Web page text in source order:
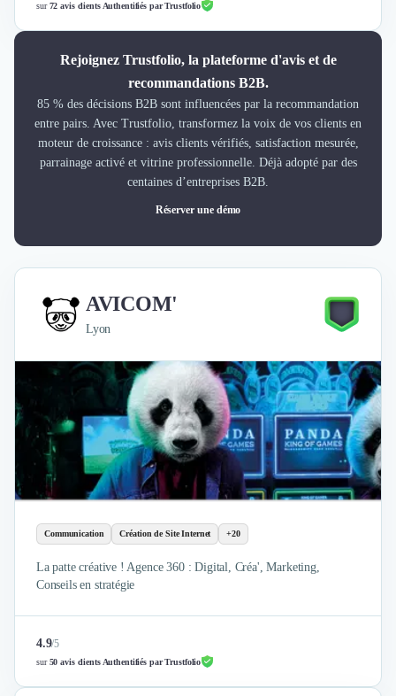
sur72 avis clients Authentifiés par Trustfolio
Rejoignez Trustfolio, la plateforme d'avis et de
recommandations B2B.
85 % des décisions B2B sont influencées par la recommandation
entre pairs. Avec Trustfolio, transformez la voix de vos clients en
moteur de croissance : avis clients vérifiés, satisfaction mesurée,
parrainage activé et vitrine professionnelle. Déjà adopté par des
centaines d’entreprises B2B.
Réserver une démo
AVICOM'
Lyon
Communication Création de Site Internet +20
La patte créative ! Agence 360 : Digital, Créa', Marketing,
Conseils en stratégie
4.9/5
sur50 avis clients Authentifiés par Trustfolio